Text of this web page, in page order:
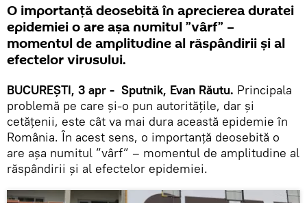
O importanță deosebită în aprecierea duratei
epidemiei o are așa numitul ”vârf” –
momentul de amplitudine al răspândirii și al
efectelor virusului.
BUCUREȘTI, 3 apr - Sputnik, Evan Răutu. Principala
problemă pe care și-o pun autoritățile, dar și
cetățenii, este cât va mai dura această epidemie în
România. În acest sens, o importanță deosebită o
are așa numitul ”vârf” – momentul de amplitudine al
răspândirii și al efectelor epidemiei.